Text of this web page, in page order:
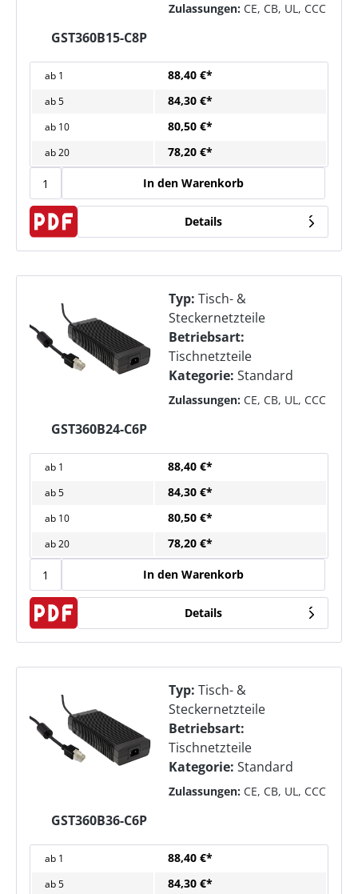
GST360B15-C8P
Zulassungen: CE, CB, UL, CCC
ab 1 88,40 €*
ab5 84,30 €*
ab 10 80,50 €*
ab20 78,20 €*
In den Warenkorb
Details
GST360B24-C6P
Typ: Tisch- &
Steckernetzteile
Betriebsart:
Tischnetzteile
Kategorie: Standard
Zulassungen: CE, CB, UL, CCC
ab 1 88,40 €*
ab5 84,30 €*
ab 10 80,50 €*
ab20 78,20 €*
In den Warenkorb
Details
GST360B36-C6P
Typ: Tisch- &
Steckernetzteile
Betriebsart:
Tischnetzteile
Kategorie: Standard
Zulassungen: CE, CB, UL, CCC
ab 1 88,40 €*
ab5 84,30 €*